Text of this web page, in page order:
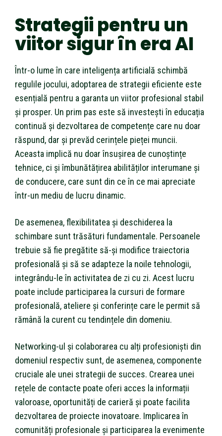
Strategii pentru un
viitor sigur în era AI
Într-o lume în care inteligența artificială schimbă
regulile jocului, adoptarea de strategii eficiente este
esențială pentru a garanta un viitor profesional stabil
și prosper. Un prim pas este să investești în educația
continuă și dezvoltarea de competențe care nu doar
răspund, dar și prevăd cerințele pieței muncii.
Aceasta implică nu doar însușirea de cunoștințe
tehnice, ci și îmbunătățirea abilităților interumane și
de conducere, care sunt din ce în ce mai apreciate
într-un mediu de lucru dinamic.
De asemenea, flexibilitatea și deschiderea la
schimbare sunt trăsături fundamentale. Persoanele
trebuie să fie pregătite să-și modifice traiectoria
profesională și să se adapteze la noile tehnologii,
integrându-le în activitatea de zi cu zi. Acest lucru
poate include participarea la cursuri de formare
profesională, ateliere și conferințe care le permit să
rămână la curent cu tendințele din domeniu.
Networking-ul și colaborarea cu alți profesioniști din
domeniul respectiv sunt, de asemenea, componente
cruciale ale unei strategii de succes. Crearea unei
rețele de contacte poate oferi acces la informații
valoroase, oportunități de carieră și poate facilita
dezvoltarea de proiecte inovatoare. Implicarea în
comunități profesionale și participarea la evenimente